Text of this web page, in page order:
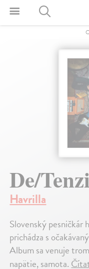
De/
Havrilla
Slovenský pesničkár
prichádza s
Album sa venuje
napätie, samota.